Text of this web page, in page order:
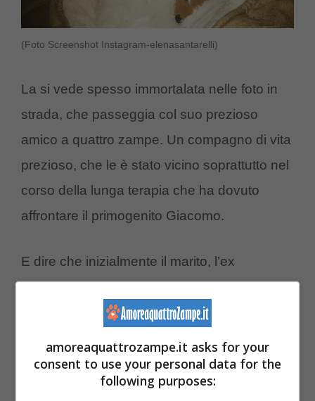
(Foto Screenshot Instagram-elenasantarelli)
La si vede spesso immortalata nelle foto in
strada, che passeggia col suo prezioso
amico a quattro zampe. Un compagno di vita
prezioso, che le è stato vicino soprattutto nel
corso della lunga terapia che ha dovuto
affrontare il primogenito Giacomo.
E dire che inizialmente il marito, l’ex
calciatore Bernardo Corradi aveva dichiarato:
Un cane in casa mia? Mai‘.
A quanto pare hanno vinto gli altri
amoreaquattrozampe.it asks for your
consent to use your personal data for the
following purposes: